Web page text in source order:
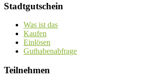
Stadtgutschein
Was ist das
Kaufen
Einlösen
Guthabenabfrage
Teilnehmen